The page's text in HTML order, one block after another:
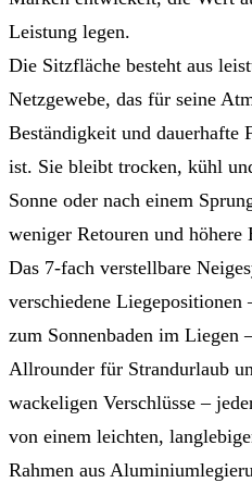
Leistung legen.
Die Sitzfläche besteht aus
Netzgewebe, das für seine
Beständigkeit und dauerhafte
ist. Sie bleibt trocken, kühl
Sonne oder nach einem
weniger Retouren und höhere
Das 7-fach verstellbare
verschiedene
zum Sonnenbaden im Liegen
Allrounder für Strandurlaub
wackeligen Verschlüsse –
von einem leichten,
Rahmen aus